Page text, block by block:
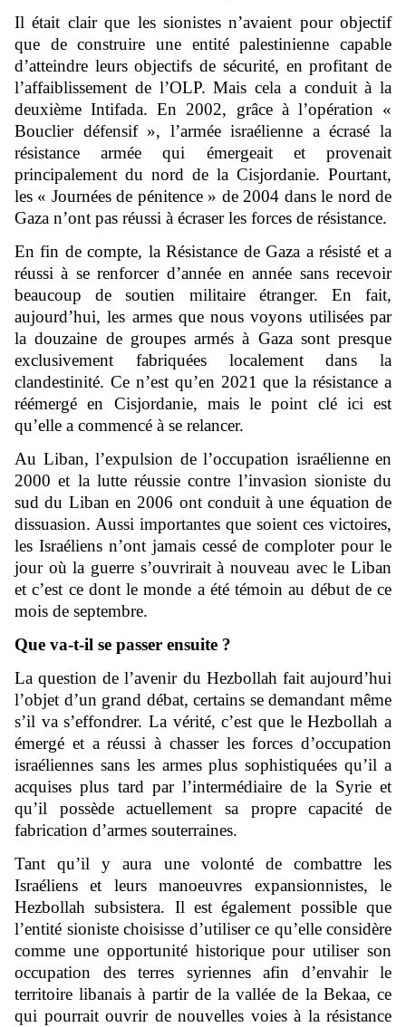
Il était clair que les sionistes n’avaient pour objectif
que de construire une entité palestinienne capable
d’atteindre leurs objectifs de sécurité, en profitant de
l’affaiblissement de l’OLP. Mais cela a conduit à la
deuxième Intifada. En 2002, grâce à l’opération «
Bouclier défensif », l’armée israélienne a écrasé la
résistance armée qui émergeait et provenait
principalement du nord de la Cisjordanie. Pourtant,
les « Journées de pénitence » de 2004 dans le nord de
Gaza n’ont pas réussi à écraser les forces de résistance.
En fin de compte, la Résistance de Gaza a résisté et a
réussi à se renforcer d’année en année sans recevoir
beaucoup de soutien militaire étranger. En fait,
aujourd’hui, les armes que nous voyons utilisées par
la douzaine de groupes armés à Gaza sont presque
exclusivement fabriquées localement dans la
clandestinité. Ce n’est qu’en 2021 que la résistance a
réémergé en Cisjordanie, mais le point clé ici est
qu’elle a commencé à se relancer.
Au Liban, l’expulsion de l’occupation israélienne en
2000 et la lutte réussie contre l’invasion sioniste du
sud du Liban en 2006 ont conduit à une équation de
dissuasion. Aussi importantes que soient ces victoires,
les Israéliens n’ont jamais cessé de comploter pour le
jour où la guerre s’ouvrirait à nouveau avec le Liban
et c’est ce dont le monde a été témoin au début de ce
mois de septembre.
Que va-t-il se passer ensuite ?
La question de l’avenir du Hezbollah fait aujourd’hui
l’objet d’un grand débat, certains se demandant même
s’il va s’effondrer. La vérité, c’est que le Hezbollah a
émergé et a réussi à chasser les forces d’occupation
israéliennes sans les armes plus sophistiquées qu’il a
acquises plus tard par l’intermédiaire de la Syrie et
qu’il possède actuellement sa propre capacité de
fabrication d’armes souterraines.
Tant qu’il y aura une volonté de combattre les
Israéliens et leurs manoeuvres expansionnistes, le
Hezbollah subsistera. Il est également possible que
l’entité sioniste choisisse d’utiliser ce qu’elle considère
comme une opportunité historique pour utiliser son
occupation des terres syriennes afin d’envahir le
territoire libanais à partir de la vallée de la Bekaa, ce
qui pourrait ouvrir de nouvelles voies à la résistance